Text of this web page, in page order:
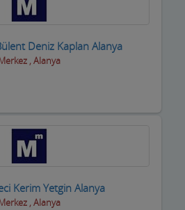
Deniz Kaplan Alanya
, Alanya
Kerim Yetgin Alanya
, Alanya